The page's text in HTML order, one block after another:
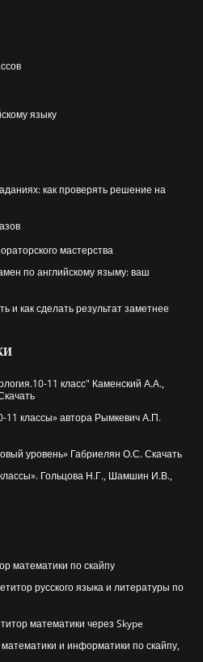
языку
как проверять решение на
мастерства
по английскому языму: ваш
и как сделать результат заметнее
11 класс" Каменский А.А.,
11 классы» автора Рымкевич А.П.
уровень» Габриелян О.С. Скачать
Гольцова Н.Г., Шамшин И.В.,
математики по скайпу
русского языка и литературы по
математики через Skype
и информатики по скайпу,